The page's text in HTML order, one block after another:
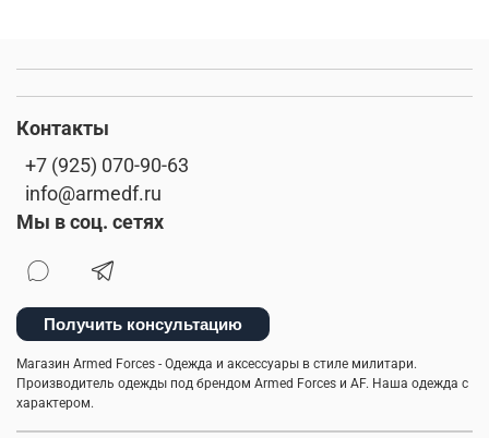
Контакты
+7 (925) 070-90-63
info@armedf.ru
Мы в соц. сетях
Получить консультацию
Магазин Armed Forces - Одежда и аксессуары в стиле милитари.
Производитель одежды под брендом Armed Forces и AF. Наша одежда с
характером.